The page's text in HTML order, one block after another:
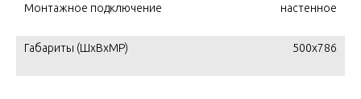
Монтажное подключение настенное
Габариты (ШxВxМР) 500x786